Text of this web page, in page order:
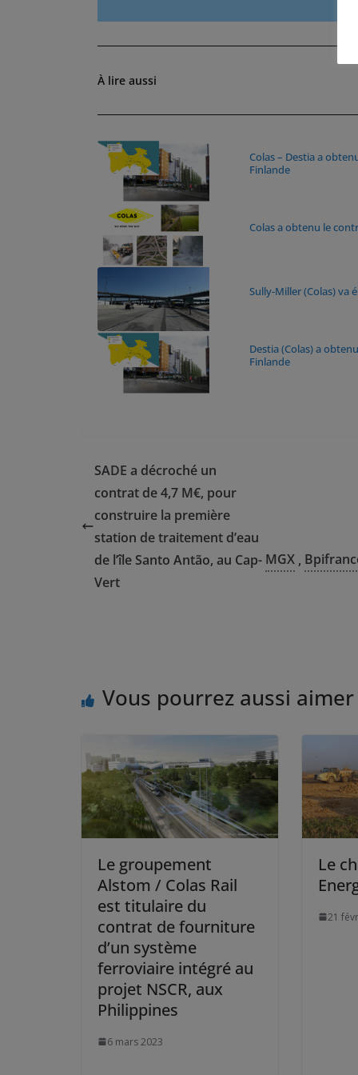
À lire aussi
Colas – Destia a
Finlande
Colas a obtenu le
Sully-Miller (Colas) va
Destia (Colas) a
Finlande
SADE a décroché un
contrat de 4,7 M€, pour
construire la première
station de traitement d’eau
de l’île Santo Antão, au Cap-
Vert
MGX ,
Vous pourrez aussi aimer
Le groupement
Alstom / Colas Rail
est titulaire du
contrat de fourniture
d’un système
ferroviaire intégré au
projet NSCR, aux
Philippines
6 mars 2023
Le
21